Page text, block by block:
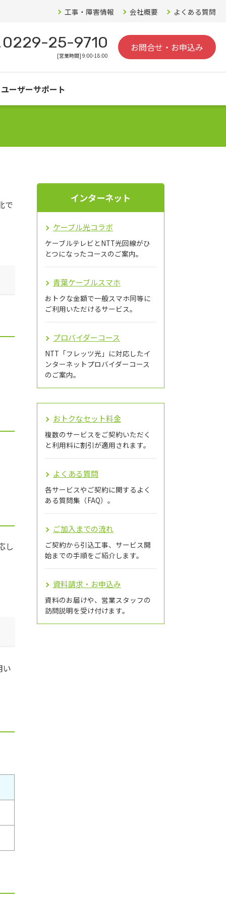
工事・障害情報 会社概要 よくある質問
0229-25-9710
[営業時間] 9:00-18:00
お問合せ・お申込み
ユーザーサポート
で
し
い
インターネット
ケーブル光コラボ
ケーブルテレビとNTT光回線がひ
とつになったコースのご案内。
青葉ケーブルスマホ
おトクな金額で一般スマホ同等に
ご利用いただけるサービス。
プロバイダーコース
NTT「フレッツ光」に対応したイ
ンターネットプロバイダーコース
のご案内。
おトクなセット料金
複数のサービスをご契約いただく
と利用料に割引が適用されます。
よくある質問
各サービスやご契約に関するよく
ある質問集（FAQ）。
ご加入までの流れ
ご契約から引込工事、サービス開
始までの手順をご紹介します。
資料請求・お申込み
資料のお届けや、営業スタッフの
訪問説明を受け付けます。